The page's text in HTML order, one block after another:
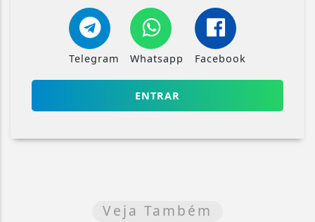
Telegram Whatsapp Facebook
ENTRAR
Veja Também